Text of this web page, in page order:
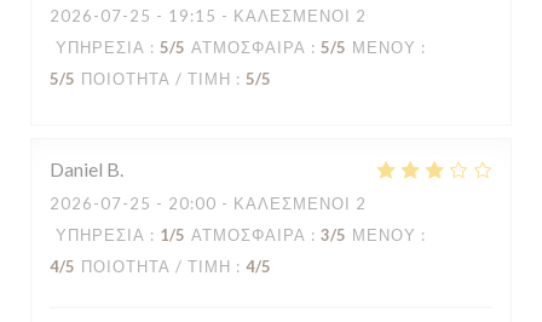
2026-07-25 - 19:15 - ΚΑΛΕΣΜΈΝΟΙ 2
ΥΠΗΡΕΣΊΑ : 5/5 ΑΤΜΌΣΦΑΙΡΑ : 5/5 ΜΕΝΟΎ :
5/5 ΠΟΙΌΤΗΤΑ / ΤΙΜΉ : 5/5
Daniel B
2026-07-25 - 20:00 - ΚΑΛΕΣΜΈΝΟΙ 2
ΥΠΗΡΕΣΊΑ : 1/5 ΑΤΜΌΣΦΑΙΡΑ : 3/5 ΜΕΝΟΎ :
4/5 ΠΟΙΌΤΗΤΑ / ΤΙΜΉ : 4/5